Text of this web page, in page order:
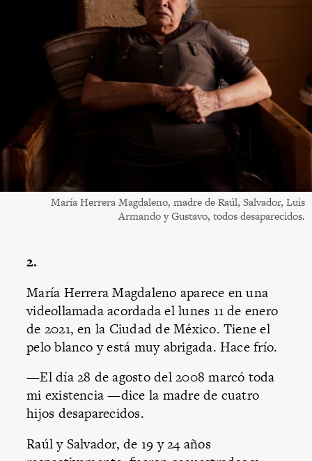
María Herrera Magdaleno, madre de Raúl, Salvador, Luis
Armando y Gustavo, todos desaparecidos.
2.
María Herrera Magdaleno aparece en una
videollamada acordada el lunes 11 de enero
de 2021, en la Ciudad de México. Tiene el
pelo blanco y está muy abrigada. Hace frío.
—El día 28 de agosto del 2008 marcó toda
mi existencia —dice la madre de cuatro
hijos desaparecidos.
Raúl y Salvador, de 19 y 24 años